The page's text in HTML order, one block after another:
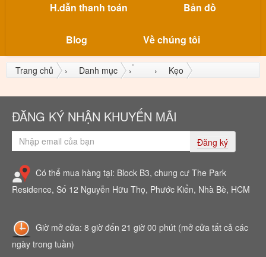
H.dẫn thanh toán Bản đồ
Blog Về chúng tôi
Trang chủ › Danh mục › › Kẹo
ĐĂNG KÝ NHẬN KHUYẾN MÃI
Đăng ký
Có thể mua hàng tại: Block B3, chung cư The Park
Residence, Số 12 Nguyễn Hữu Thọ, Phước Kiển, Nhà Bè, HCM
Giờ mở cửa: 8 giờ đến 21 giờ 00 phút (mở cửa tất cả các
ngày trong tuần)